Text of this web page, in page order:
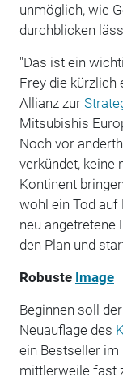
unmöglich, wie
durchblicken
"Das ist ein
Frey die kürzlich
Allianz zur
Mitsubishis
Noch vor
verkündet, keine
Kontinent
wohl ein Tod auf
neu angetretene
den Plan und
Robuste Image
Beginnen soll
Neuauflage des
ein Bestseller
mittlerweile fast